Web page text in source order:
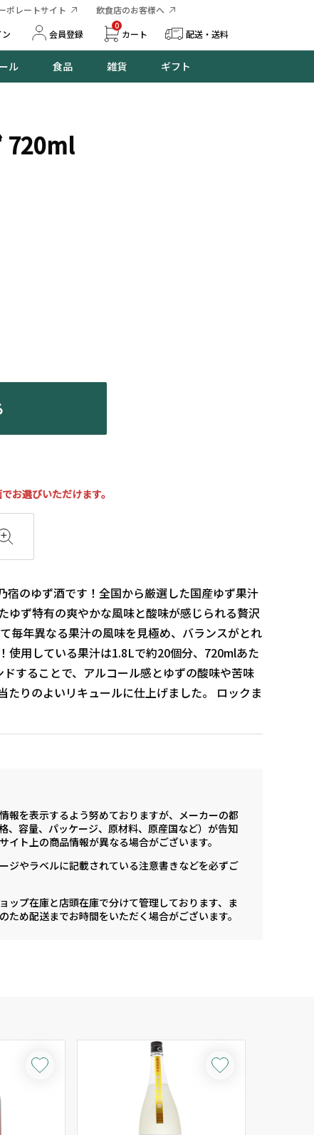
ポレートサイト
飲食店のお客様へ
会員登録 カート
0
配送・送料
ル 食品 雑貨 ギフト
720ml
お選びいただけます。
宿のゆず酒です！全国から厳選した国産ゆず果汁
ゆず特有の爽やかな風味と酸味が感じられる贅沢
毎年異なる果汁の風味を見極め、バランスがとれ
使用している果汁は1.8Lで約20個分、720mlあた
することで、アルコール感とゆずの酸味や苦味
たりのよいリキュールに仕上げました。 ロックま
報を表示するよう努めておりますが、メーカーの都
、容量、パッケージ、原材料、原産国など）が告知
ト上の商品情報が異なる場合がございます。
ジやラベルに記載されている注意書きなどを必ずご
ップ在庫と店頭在庫で分けて管理しております、ま
め配送までお時間をいただく場合がございます。